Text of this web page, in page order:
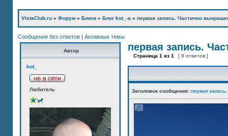
VistaClub.ru » Форум » Блоги » Блог kot_-а » первая запись. Частично
Сообщения без ответов | Активные темы
Автор
kot_
Любитель
первая запись.
Страница 1 из 1 [ 8 ответов ]
Заголовок сообщения: первая